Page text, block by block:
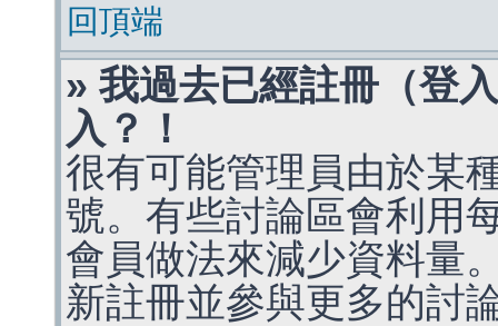
回頂端
» 我過去已經註冊（登
入？！
很有可能管理員由於某
號。有些討論區會利用
會員做法來減少資料量
新註冊並參與更多的討